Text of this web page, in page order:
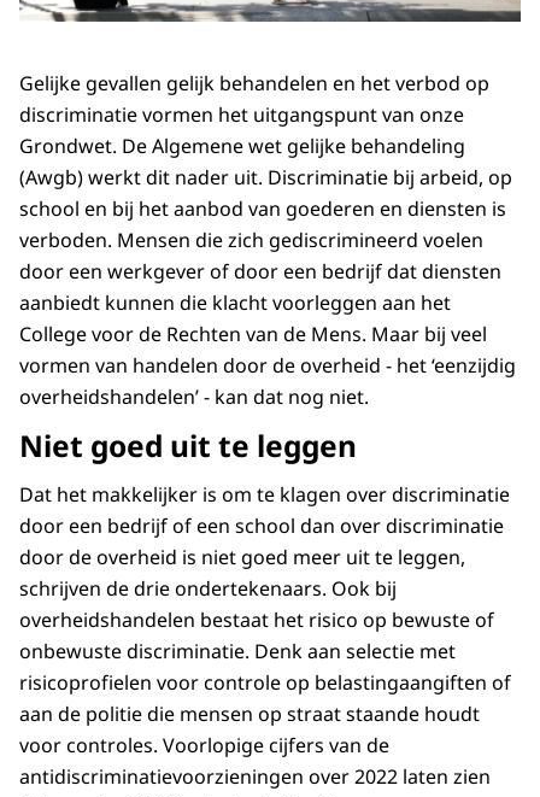
Gelijke gevallen gelijk behandelen en het verbod op
discriminatie vormen het uitgangspunt van onze
Grondwet. De Algemene wet gelijke behandeling
(Awgb) werkt dit nader uit. Discriminatie bij arbeid, op
school en bij het aanbod van goederen en diensten is
verboden. Mensen die zich gediscrimineerd voelen
door een werkgever of door een bedrijf dat diensten
aanbiedt kunnen die klacht voorleggen aan het
College voor de Rechten van de Mens. Maar bij veel
vormen van handelen door de overheid - het ‘eenzijdig
overheidshandelen’ - kan dat nog niet.
Niet goed uit te leggen
Dat het makkelijker is om te klagen over discriminatie
door een bedrijf of een school dan over discriminatie
door de overheid is niet goed meer uit te leggen,
schrijven de drie ondertekenaars. Ook bij
overheidshandelen bestaat het risico op bewuste of
onbewuste discriminatie. Denk aan selectie met
risicoprofielen voor controle op belastingaangiften of
aan de politie die mensen op straat staande houdt
voor controles. Voorlopige cijfers van de
antidiscriminatievoorzieningen over 2022 laten zien